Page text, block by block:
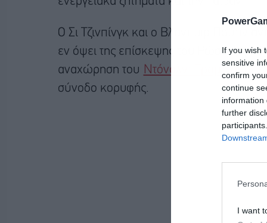
If you wish
sensitive
confirm
continue
information
further
I want
Ο Σι Τζινπίνγκ και ο Βλαντίμιρ Πούτιν
εν όψει της επίσκεψης του Ρώσου
αναχώρηση του Ντόναλντ Τραμπ από
σύνοδο κορυφής.